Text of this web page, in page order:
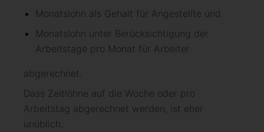
Monatslohn als Gehalt für Angestellte und
Monatslohn unter Berücksichtigung der
Arbeitstage pro Monat für Arbeiter
abgerechnet.
Dass Zeitlöhne auf die Woche oder pro
Arbeitstag abgerechnet werden, ist eher
unüblich.